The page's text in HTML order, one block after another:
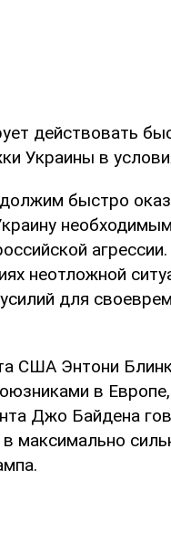
действовать
Украины в
быстро
неотложной
для
США Энтони
в
Джо Байдена
максимально